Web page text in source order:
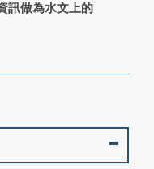
訊做為水文上的